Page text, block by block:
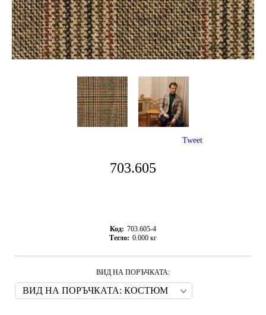
703.605
Код: 703.605-4
Тегло: 0.000 кг
ВИД НА ПОРЪЧКАТА:
Tweet